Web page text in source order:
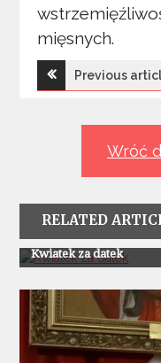
mięsnych.
Previous
Wróć
RELATED
Z Życia Parafii
Kwiatek za datek